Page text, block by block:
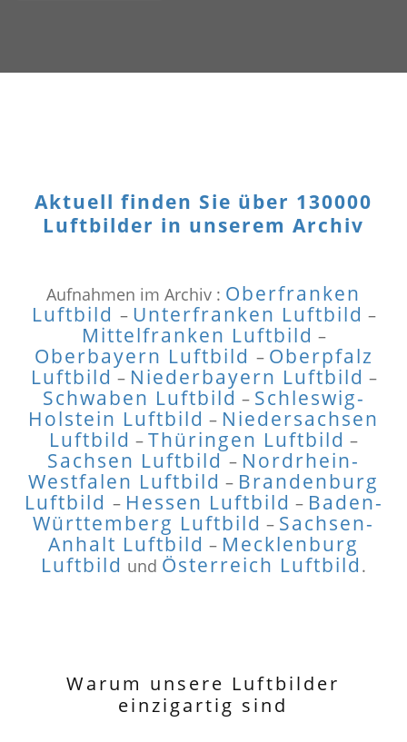
Aktuell finden Sie über 130000
Luftbilder in unserem Archiv
Aufnahmen im Archiv : Oberfranken
Luftbild – Unterfranken Luftbild –
Mittelfranken Luftbild –
Oberbayern Luftbild – Oberpfalz
Luftbild – Niederbayern Luftbild –
Schwaben Luftbild – Schleswig-
Holstein Luftbild – Niedersachsen
Luftbild – Thüringen Luftbild –
Sachsen Luftbild – Nordrhein-
Westfalen Luftbild – Brandenburg
Luftbild – Hessen Luftbild – Baden-
Württemberg Luftbild – Sachsen-
Anhalt Luftbild – Mecklenburg
Luftbild und Österreich Luftbild .
Warum unsere Luftbilder
einzigartig sind